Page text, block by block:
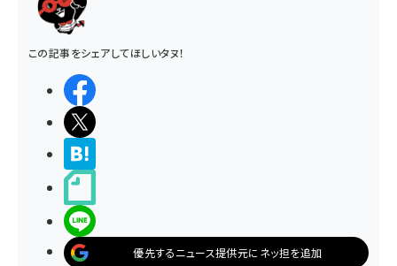
この記事をシェアしてほしいタヌ！
優先するニュース提供元にネッ担を追加